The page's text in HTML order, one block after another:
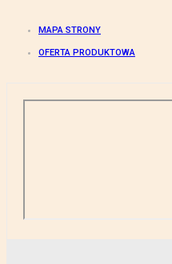
MAPA STRONY
OFERTA PRODUKTOWA